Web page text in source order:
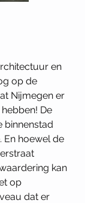
en
op de
Nijmegen er
De
binnenstad
En hoewel de
kan
op
dat er